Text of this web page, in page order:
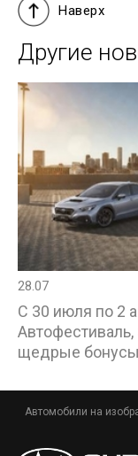
Наверх
Другие
28.07
С 30 июля по 2
Автофестиваль,
щедрые
Автомобили на